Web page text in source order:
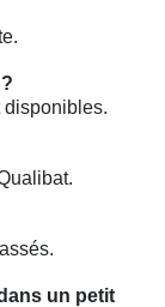
disponibles.
un petit